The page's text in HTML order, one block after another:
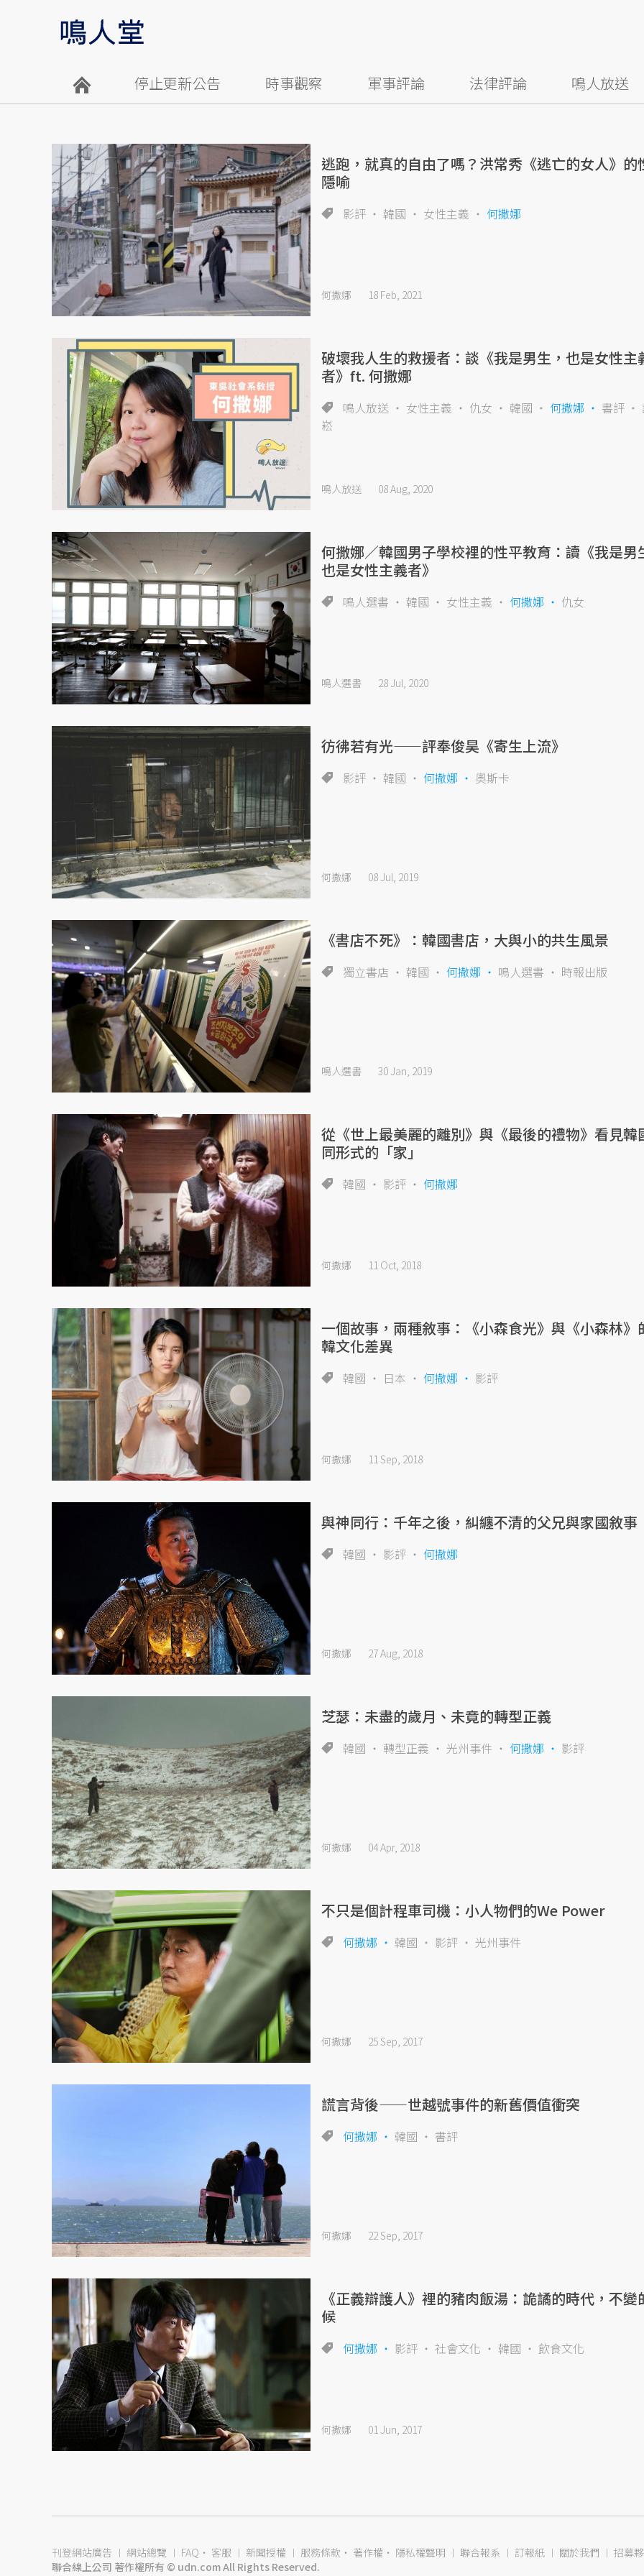
停止更新公告 時事觀察 軍事評論 法律評論 鳴人放送
逃跑，就真的自由了嗎？洪常秀《逃亡的女人》的
隱喻
影評 韓國 女性主義 何撒娜
何撒娜 18 Feb, 2021
破壞我人生的救援者：談《我是男生，也是女性主
者》ft. 何撒娜
鳴人放送 女性主義 仇女 韓國 何撒娜 書評
崧
鳴人放送 08 Aug, 2020
何撒娜／韓國男子學校裡的性平教育：讀《我是男
也是女性主義者》
鳴人選書 韓國 女性主義 何撒娜 仇女
鳴人選書 28 Jul, 2020
彷彿若有光——評奉俊昊《寄生上流》
影評 韓國 何撒娜 奧斯卡
何撒娜 08 Jul, 2019
《書店不死》：韓國書店，大與小的共生風景
獨立書店 韓國 何撒娜 鳴人選書 時報出版
鳴人選書 30 Jan, 2019
從《世上最美麗的離別》與《最後的禮物》看見韓
同形式的「家」
韓國 影評 何撒娜
何撒娜 11 Oct, 2018
一個故事，兩種敘事：《小森食光》與《小森林》
韓文化差異
韓國 日本 何撒娜 影評
何撒娜 11 Sep, 2018
與神同行：千年之後，糾纏不清的父兄與家國敘事
韓國 影評 何撒娜
何撒娜 27 Aug, 2018
芝瑟：未盡的歲月、未竟的轉型正義
韓國 轉型正義 光州事件 何撒娜 影評
何撒娜 04 Apr, 2018
不只是個計程車司機：小人物們的We Power
何撒娜 韓國 影評 光州事件
何撒娜 25 Sep, 2017
謊言背後——世越號事件的新舊價值衝突
何撒娜 韓國 書評
何撒娜 22 Sep, 2017
《正義辯護人》裡的豬肉飯湯：詭譎的時代，不變
候
何撒娜 影評 社會文化 韓國 飲食文化
何撒娜 01 Jun, 2017
刊登網站廣告 ︱ 網站總覽 ︱ FAQ ‧ 客服 ︱ 新聞授權 ︱ 服務條款 ‧ 著作權 ‧ 隱私權聲明 ︱ 聯合報系 ︱ 訂報紙 ︱ 關於我們 ︱ 招募
聯合線上公司 著作權所有 © udn.com All Rights Reserved.